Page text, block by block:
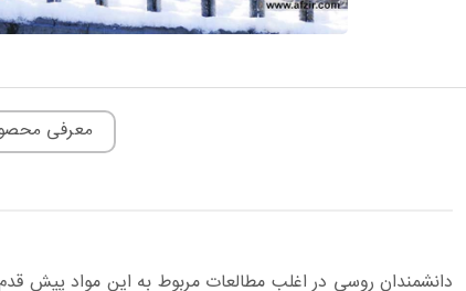
معرفی
دانشمندان روسی در اغلب مطالعات مربوط به این مواد پیش